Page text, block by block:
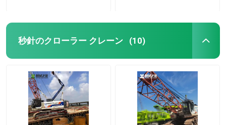
秒針のクローラー クレーン (10)